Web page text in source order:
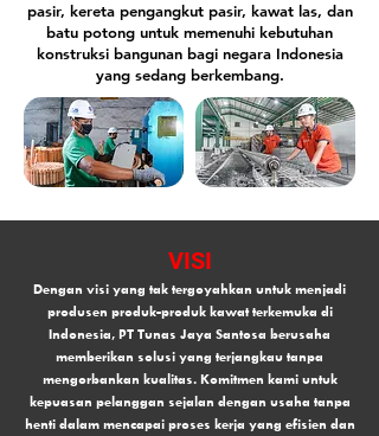
pasir, kereta pengangkut pasir, kawat las, dan
batu potong untuk memenuhi kebutuhan
konstruksi bangunan bagi negara Indonesia
yang sedang berkembang.
VISI
Dengan visi yang tak tergoyahkan untuk menjadi
produsen produk-produk kawat terkemuka di
Indonesia, PT Tunas Jaya Santosa berusaha
memberikan solusi yang terjangkau tanpa
mengorbankan kualitas. Komitmen kami untuk
kepuasan pelanggan sejalan dengan usaha tanpa
henti dalam mencapai proses kerja yang efisien dan